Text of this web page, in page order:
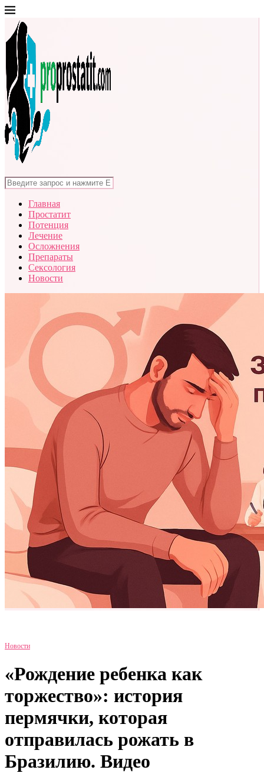
Главная
Простатит
Потенция
Лечение
Осложнения
Препараты
Сексология
Новости
Новости
«Рождение ребенка как
торжество»: история
пермячки, которая
отправилась рожать в
Бразилию. Видео